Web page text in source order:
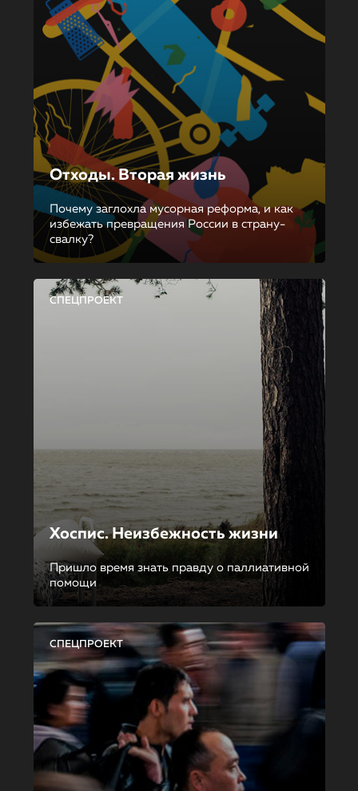
Отходы. Вторая жизнь
Почему заглохла мусорная реформа, и как
избежать превращения России в страну-
свалку?
СПЕЦПРОЕКТ
Хоспис. Неизбежность жизни
Пришло время знать правду о паллиативной
помощи
СПЕЦПРОЕКТ